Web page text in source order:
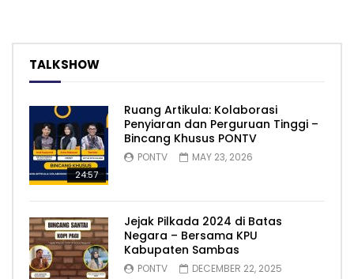
TALKSHOW
24:57
Ruang Artikula: Kolaborasi
Penyiaran dan Perguruan Tinggi –
Bincang Khusus PONTV
PONTV MAY 23, 2026
Jejak Pilkada 2024 di Batas
Negara – Bersama KPU
Kabupaten Sambas
PONTV DECEMBER 22, 2025